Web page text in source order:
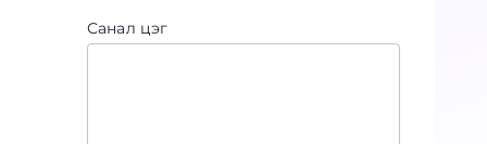
Санал цэг